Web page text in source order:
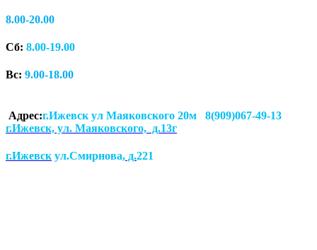
8.00-20.00
Сб: 8.00-19.00
Вс: 9.00-18.00
Адрес:г.Ижевск ул Маяковского 20м 8(909)067-49-13
г.Ижевск, ул. Маяковского, д.13г
г.Ижевск ул.Смирнова, д.221